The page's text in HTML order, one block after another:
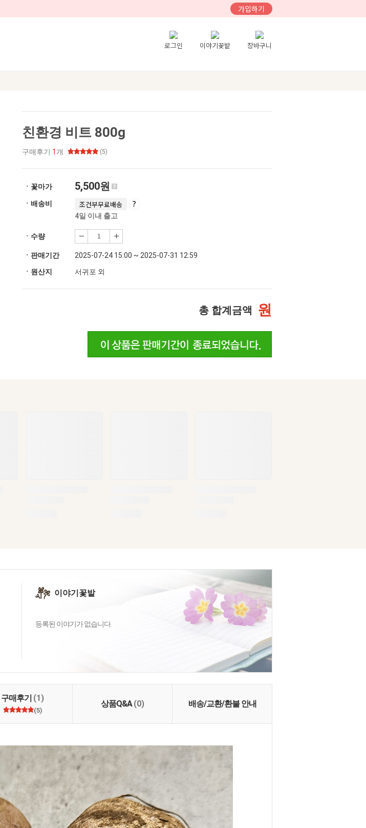
가입하기
로그인 이야기꽃밭 장바구니
친환경 비트 800g
구매후기 1 개 (5)
ㆍ꽃마가 5,500원
ㆍ배송비 조건부무료배송
4일 이내 출고
ㆍ수량
ㆍ판매기간
2025-07-24 15:00 ~ 2025-07-31 12:59
ㆍ원산지
서귀포 외
총 합계금액 원
이야기꽃밭
등록된 이야기가 없습니다.
구매후기 (1)
(5)
상품Q&A(0) 배송/교환/환불 안내